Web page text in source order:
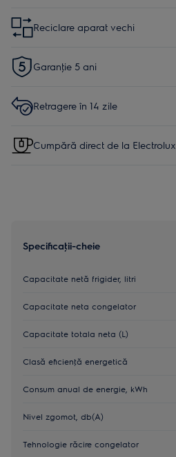
Reciclare aparat vechi
Garanţie 5 ani
Retragere în 14 zile
Cumpără direct de la Electrolux
Specificaţii-cheie
Capacitate netă frigider, litri
Capacitate neta congelator
Capacitate totala neta (L)
Clasă eficienţă energetică
Consum anual de energie, kWh
Nivel zgomot, db(A)
Tehnologie răcire congelator